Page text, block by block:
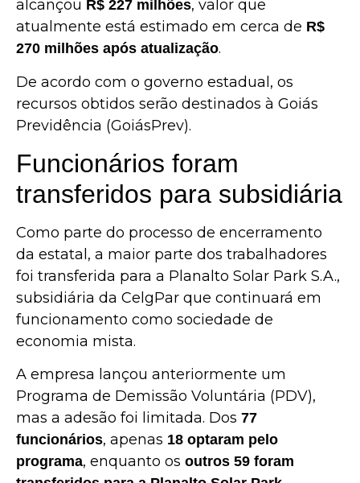
alcançou R$ 227 milhões, valor que
atualmente está estimado em cerca de R$
270 milhões após atualização.
De acordo com o governo estadual, os
recursos obtidos serão destinados à Goiás
Previdência (GoiásPrev).
Funcionários foram
transferidos para subsidiária
Como parte do processo de encerramento
da estatal, a maior parte dos trabalhadores
foi transferida para a Planalto Solar Park S.A.,
subsidiária da CelgPar que continuará em
funcionamento como sociedade de
economia mista.
A empresa lançou anteriormente um
Programa de Demissão Voluntária (PDV),
mas a adesão foi limitada. Dos 77
funcionários, apenas 18 optaram pelo
programa, enquanto os outros 59 foram